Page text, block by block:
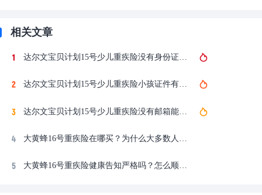
相关文章
达尔文宝贝计划15号少儿重疾险小孩证件有效期怎么填？户口本/身份证填写指南
达尔文宝贝计划15号少儿重疾险没有邮箱能投保吗？在哪里买？电子邮箱解决方法
大黄蜂16号重疾险健康告知严格吗？怎么顺利通过核保？